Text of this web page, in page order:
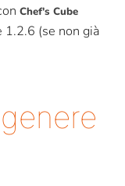
Chef's Cube
(se non già